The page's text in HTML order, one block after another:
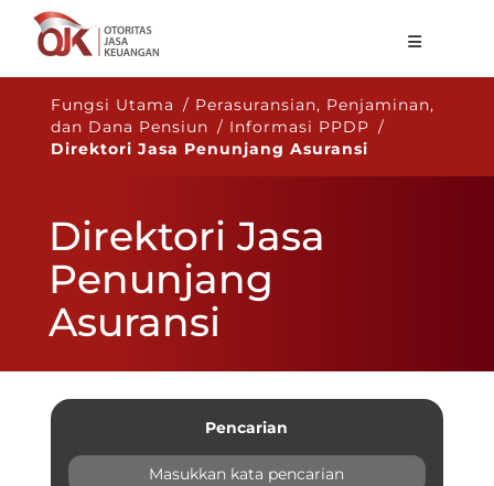
Tentang OJK
Fungsi Utama
Regulasi
Statistik
Layanan
ID
Fungsi Utama / Perasuransian, Penjaminan,
dan Dana Pensiun / Informasi PPDP /
Direktori Jasa Penunjang Asuransi
Direktori Jasa
Penunjang
Asuransi
Pencarian